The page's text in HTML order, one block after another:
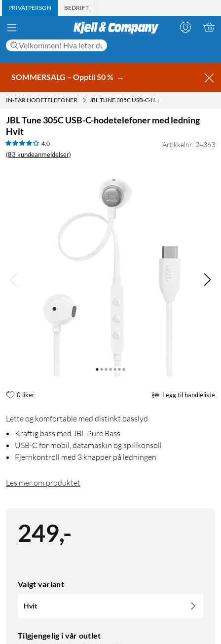
PRIVATPERSON BEDRIFT
SOMMERSALG – Opptil 50 % →
IN-EAR HODETELEFONER JBL TUNE 305C USB-C-HODETELEFONER MED LEDNING HVIT
JBL Tune 305C USB-C-hodetelefoner med ledning
Hvit
4.0
(83 kundeanmeldelser)
Artikkelnr: 24363
0 liker Legg til handleliste
Lette og komfortable med distinkt basslyd
Kraftig bass med JBL Pure Bass
USB-C for mobil, datamaskin og spillkonsoll
Fjernkontroll med 3 knapper på ledningen
Les mer om produktet
249,-
Valgt variant
Hvit
Tilgjengelig i vår outlet